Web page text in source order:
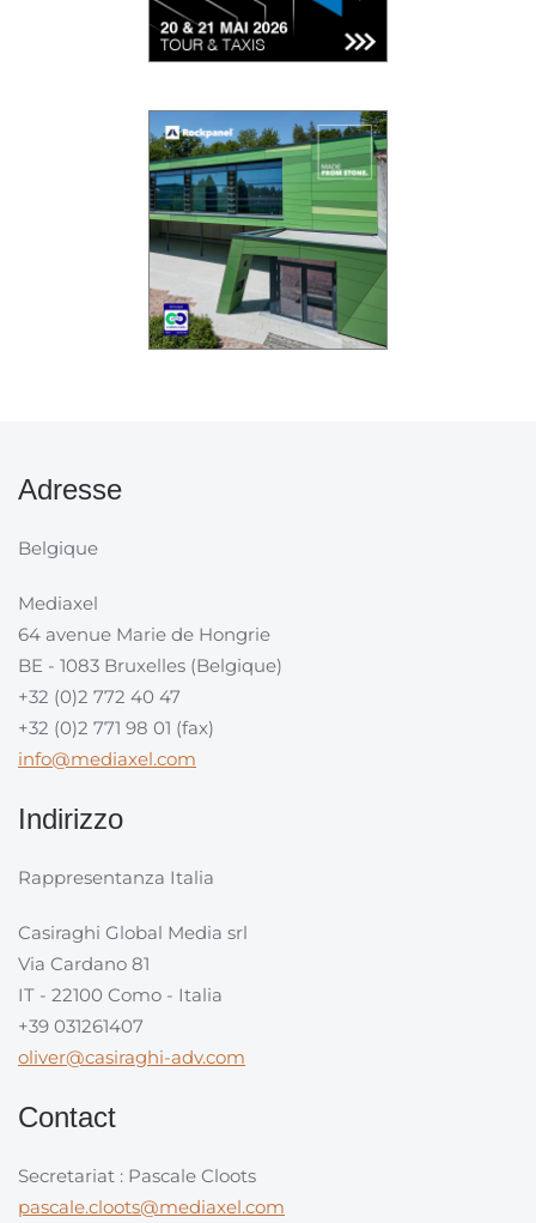
Adresse
Belgique
Mediaxel
64 avenue Marie de Hongrie
BE - 1083 Bruxelles (Belgique)
+32 (0)2 772 40 47
+32 (0)2 771 98 01 (fax)
info@mediaxel.com
Indirizzo
Rappresentanza Italia
Casiraghi Global Media srl
Via Cardano 81
IT - 22100 Como - Italia
+39 031261407
oliver@casiraghi-adv.com
Contact
Secretariat : Pascale Cloots
pascale.cloots@mediaxel.com